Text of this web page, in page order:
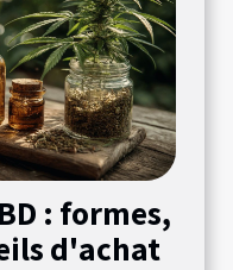
: formes,
d'achat